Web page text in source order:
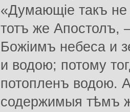
«Думающіе такъ
тотъ же
Божіимъ небеса и
и водою; потому
потопленъ водою.
содержимыя тѣмъ